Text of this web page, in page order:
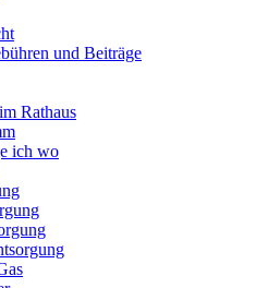
und Beiträge
Rathaus
ich wo